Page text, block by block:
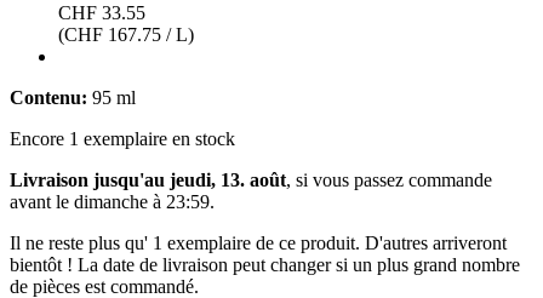
CHF 33.55
(CHF 167.75 / L)
Contenu: 95 ml
Encore 1 exemplaire en stock
Livraison jusqu'au jeudi, 13. août, si vous passez commande
avant le dimanche à 23:59.
Il ne reste plus qu' 1 exemplaire de ce produit. D'autres arriveront
bientôt ! La date de livraison peut changer si un plus grand nombre
de pièces est commandé.